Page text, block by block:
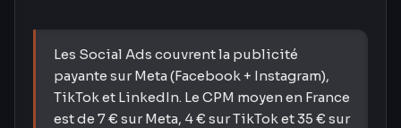
Les Social Ads couvrent la publicité
payante sur Meta (Facebook + Instagram),
TikTok et LinkedIn. Le CPM moyen en France
est de 7 € sur Meta, 4 € sur TikTok et 35 € sur